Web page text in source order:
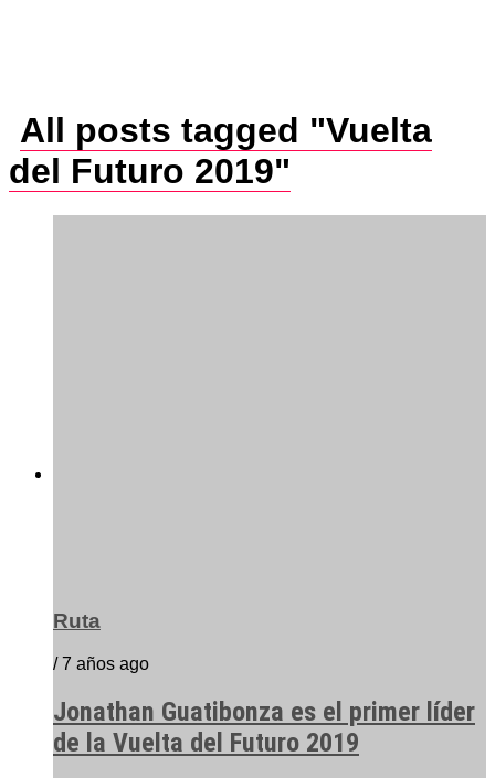
All posts tagged "Vuelta
del Futuro 2019"
Ruta
/ 7 años ago
Jonathan Guatibonza es el primer líder
de la Vuelta del Futuro 2019